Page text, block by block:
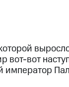
по QR-коду
дом
вот
император